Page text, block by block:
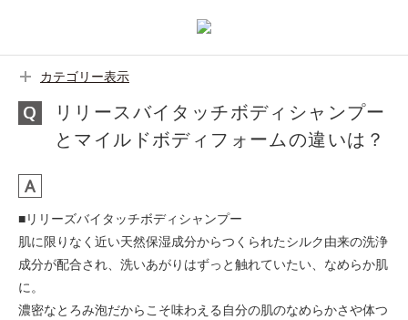
カテゴリー表示
リリースバイタッチボディシャンプー
とマイルドボディフォームの違いは？
■リリーズバイタッチボディシャンプー
肌に限りなく近い天然保湿成分からつくられたシルク由来の洗浄
成分が配合され、洗いあがりはずっと触れていたい、なめらか肌
に。
濃密なとろみ泡だからこそ味わえる自分の肌のなめらかさや体つ